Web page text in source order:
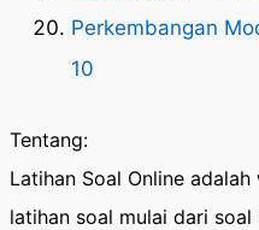
Perkembangan
10
Tentang:
Latihan Soal Online
latihan soal mulai dari